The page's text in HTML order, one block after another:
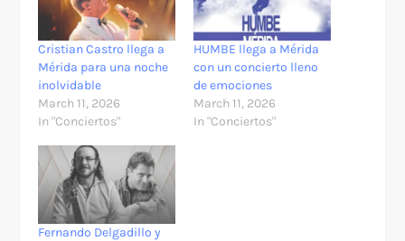
Cristian Castro llega a
Mérida para una noche
inolvidable
March 11, 2026
In "Conciertos"
HUMBE llega a Mérida
con un concierto lleno
de emociones
March 11, 2026
In "Conciertos"
Fernando Delgadillo y